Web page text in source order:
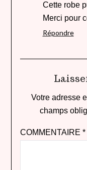
Cette robe
Merci pour
Répondre
Votre adresse
champs
COMMENTAIRE *